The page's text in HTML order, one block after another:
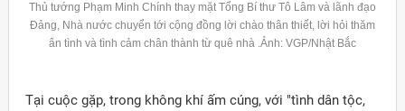
Thủ tướng Phạm Minh Chính thay mặt Tổng Bí thư Tô Lâm và lãnh đạo
Đảng, Nhà nước chuyển tới cộng đồng lời chào thân thiết, lời hỏi thăm
ân tình và tình cảm chân thành từ quê nhà .Ảnh: VGP/Nhật Bắc
Tại cuộc gặp, trong không khí ấm cúng, với "tình dân tộc,